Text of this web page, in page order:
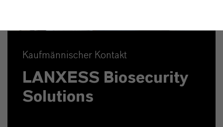
Kaufmännischer Kontakt
LANXESS Biosecurity
Solutions